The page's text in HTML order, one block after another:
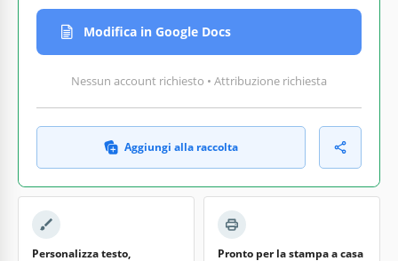
Modifica in Google Docs
Nessun account richiesto • Attribuzione richiesta
Aggiungi alla raccolta
Personalizza testo,
Pronto per la stampa a casa